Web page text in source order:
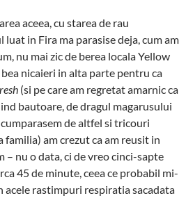
aceea, cu starea de rau
in Fira ma parasise deja, cum am
nu mai zic de berea locala Yellow
nicaieri in alta parte pentru ca
(si pe care am regretat amarnic ca
bautoare, de dragul magarusului
de altfel si tricouri
am crezut ca am reusit in
– nu o data, ci de vreo cinci-sapte
45 de minute, ceea ce probabil mi-
acele rastimpuri respiratia sacadata